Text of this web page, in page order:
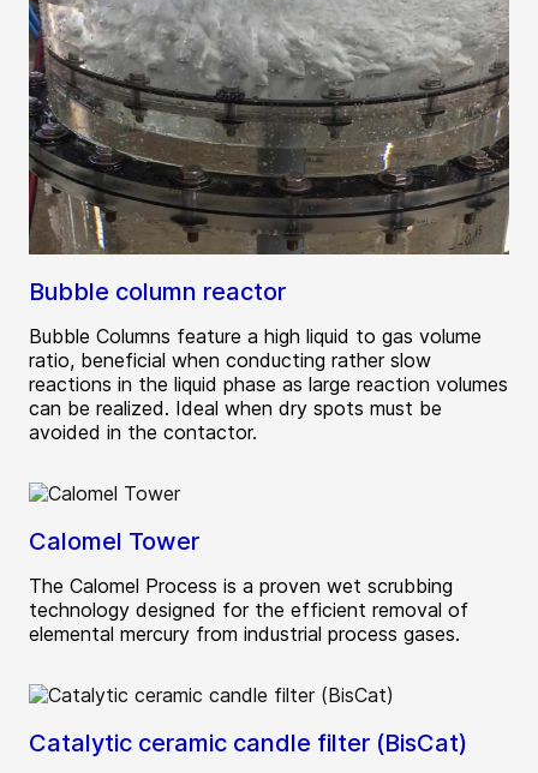
Bubble column reactor
Bubble Columns feature a high liquid to gas volume
ratio, beneficial when conducting rather slow
reactions in the liquid phase as large reaction volumes
can be realized. Ideal when dry spots must be
avoided in the contactor.
Calomel Tower
The Calomel Process is a proven wet scrubbing
technology designed for the efficient removal of
elemental mercury from industrial process gases.
Catalytic ceramic candle filter (BisCat)